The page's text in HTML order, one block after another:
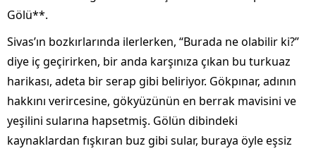
Gölü**.
Sivas’ın bozkırlarında ilerlerken, “Burada ne olabilir ki?”
diye iç geçirirken, bir anda karşınıza çıkan bu turkuaz
harikası, adeta bir serap gibi beliriyor. Gökpınar, adının
hakkını verircesine, gökyüzünün en berrak mavisini ve
yeşilini sularına hapsetmiş. Gölün dibindeki
kaynaklardan fışkıran buz gibi sular, buraya öyle eşsiz